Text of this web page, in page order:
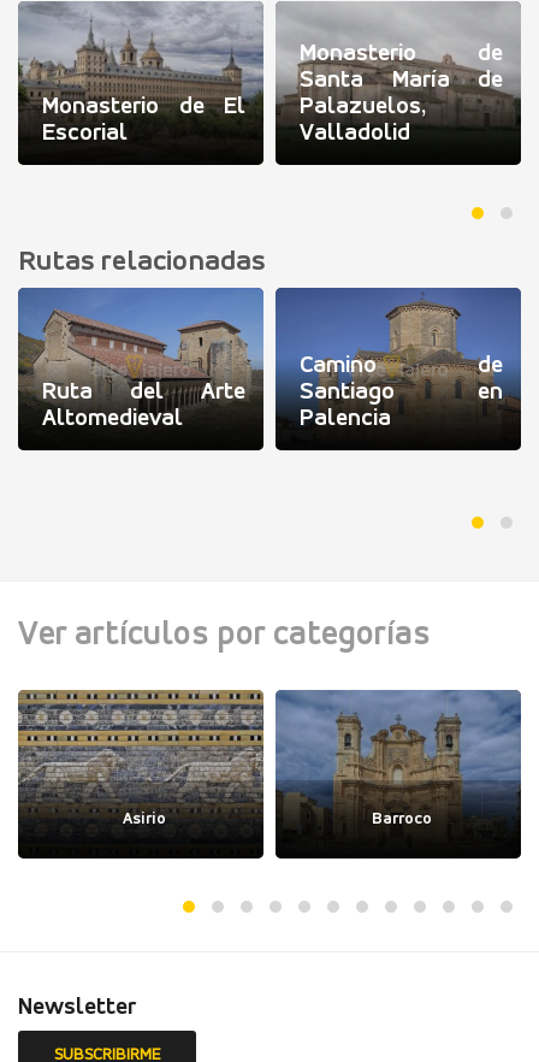
Monasterio de El
Escorial
Monasterio de
Santa María de
Palazuelos,
Valladolid
Rutas relacionadas
Ruta del Arte
Altomedieval
Camino de
Santiago en
Palencia
Ver artículos por categorías
Asirio Barroco
Newsletter